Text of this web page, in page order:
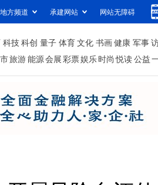
地方频道 承建网站 网站无障碍
科技科创 量子 体育文化 书画健康 军事
旅游能源会展彩票娱乐时尚 悦读公益